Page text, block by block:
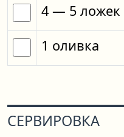
4 — 5 ложек
1 оливка
СЕРВИРОВКА